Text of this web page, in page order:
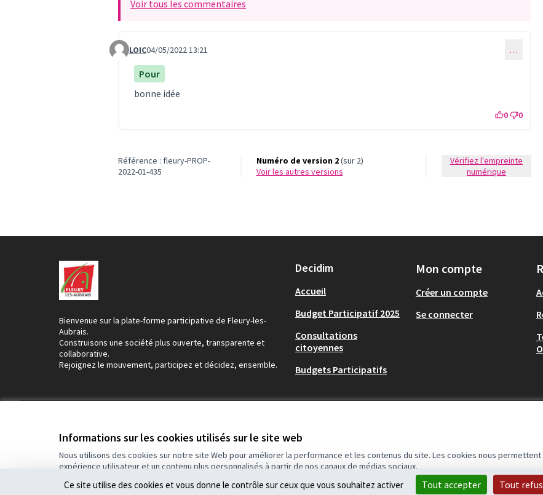
Informations sur les cookies utilisés sur le site web
Nous utilisons des cookies sur notre site Web pour améliorer la performance et les contenus du site. Les cookies nous permettent
expérience utilisateur et un contenu plus personnalisés à partir de nos canaux de médias sociaux.
Voir tous les commentaires
Commentaire 619
LOIC04/05/2022 13:21 …
Pour
bonne idée
0 0
Référence : fleury-PROP-
2022-01-435
Numéro de version 2(sur 2)
voir les autres versions
Vérifiez l'empreinte
numérique
Bienvenue sur la plate-forme participative de Fleury-les-
Aubrais.
Construisons une société plus ouverte, transparente et
collaborative.
Rejoignez le mouvement, participez et décidez, ensemble.
Decidim
Accueil
Budget Participatif 2025
Consultations
citoyennes
Budgets Participatifs
Mon compte
Créer un compte
Se connecter
(Lien externe)
Site réalisé parOpen Source Politics
(Lien externe)
grâce aulogiciel libre Decidim
(Lien externe)
.
Ce site utilise des cookies et vous donne le contrôle sur ceux que vous souhaitez activer Tout accepter Tout